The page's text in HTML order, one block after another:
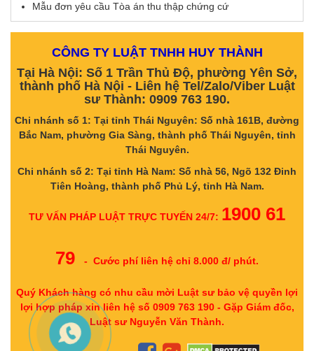
Mẫu đơn yêu cầu Tòa án thu thập chứng cứ
CÔNG TY LUẬT TNHH HUY THÀNH
Tại Hà Nội: Số 1 Trần Thủ Độ, phường Yên Sở,
thành phố Hà Nội - Liên hệ Tel/Zalo/Viber Luật
sư Thành: 0909 763 190.
Chi nhánh số 1: Tại tỉnh Thái Nguyên: Số nhà 161B, đường
Bắc Nam, phường Gia Sàng, thành phố Thái Nguyên, tỉnh
Thái Nguyên.
Chi nhánh số 2: Tại tỉnh Hà Nam: Số nhà 56, Ngõ 132 Đinh
Tiên Hoàng, thành phố Phủ Lý, tỉnh Hà Nam.
TƯ VẤN PHÁP LUẬT TRỰC TUYẾN 24/7: 1900 61
79 - Cước phí liên hệ chỉ 8.000 đ/ phút.
Quý Khách hàng có nhu cầu mời Luật sư bảo vệ quyền lợi
lợi hợp pháp xin liên hệ số 0909 763 190 - Gặp Giám đốc,
Luật sư Nguyễn Văn Thành.